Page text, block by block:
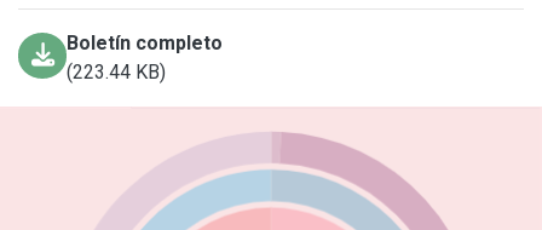
Boletín completo
(223.44 KB)